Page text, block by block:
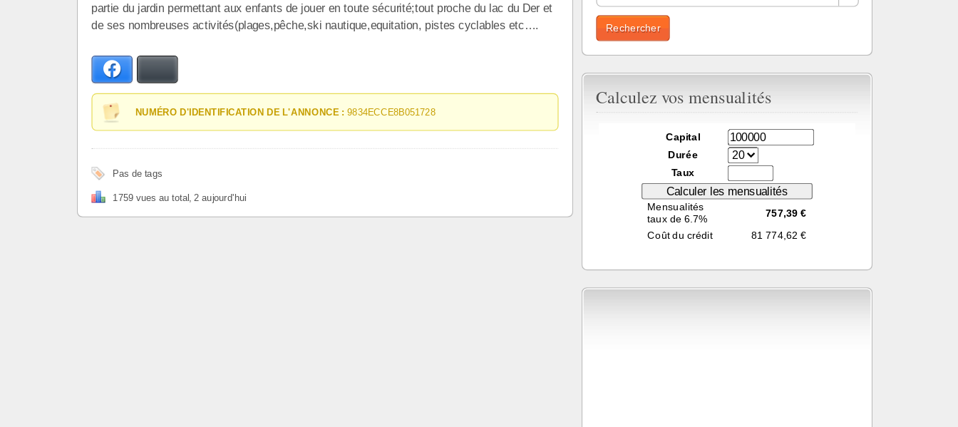
partie du jardin permettant aux enfants de jouer en toute sécurité;tout proche du lac du Der et
de ses nombreuses activités(plages,pêche,ski nautique,equitation, pistes cyclables etc….
NUMÉRO D'IDENTIFICATION DE L'ANNONCE : 9834ECCE8B051728
Pas de tags
1759 vues au total, 2 aujourd'hui
Calculez vos mensualités